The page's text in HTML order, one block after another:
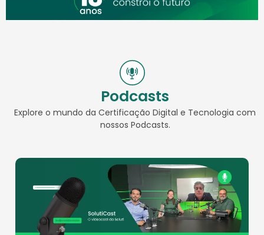
Podcasts
Explore o mundo da Certificação Digital e Tecnologia com
nossos Podcasts.